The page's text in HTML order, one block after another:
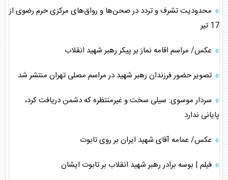
محدودیت‌ تشرف و تردد در صحن‌ها و رواق‌های مرکزی حرم رضوی از
17 تیر
عکس/ مراسم اقامه نماز بر پیکر رهبر شهید انقلاب
تصویر حضور فرزندان رهبر شهید در مراسم مصلی تهران منتشر شد
سردار موسوی: سیلی سخت و غیرمنتظره که دشمن دریافت کرد،
پایانی ندارد
عکس/ عمامه آقای شهید ایران بر روی تابوت
فیلم | بوسه برادر رهبر شهید انقلاب بر تابوت ایشان